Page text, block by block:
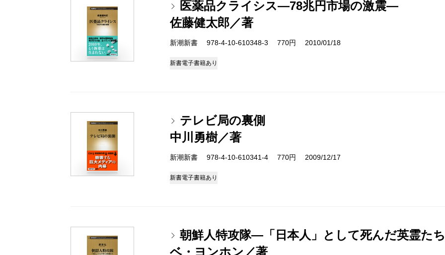
医薬品クライシス―78兆円市場の激震―
佐藤健太郎／著
新潮新書 978-4-10-610348-3 770円 2010/01/18
新書電子書籍あり
テレビ局の裏側
中川勇樹／著
新潮新書 978-4-10-610341-4 770円 2009/12/17
新書電子書籍あり
朝鮮人特攻隊―「日本人」として死んだ英霊た
ベ・ヨンホン／著